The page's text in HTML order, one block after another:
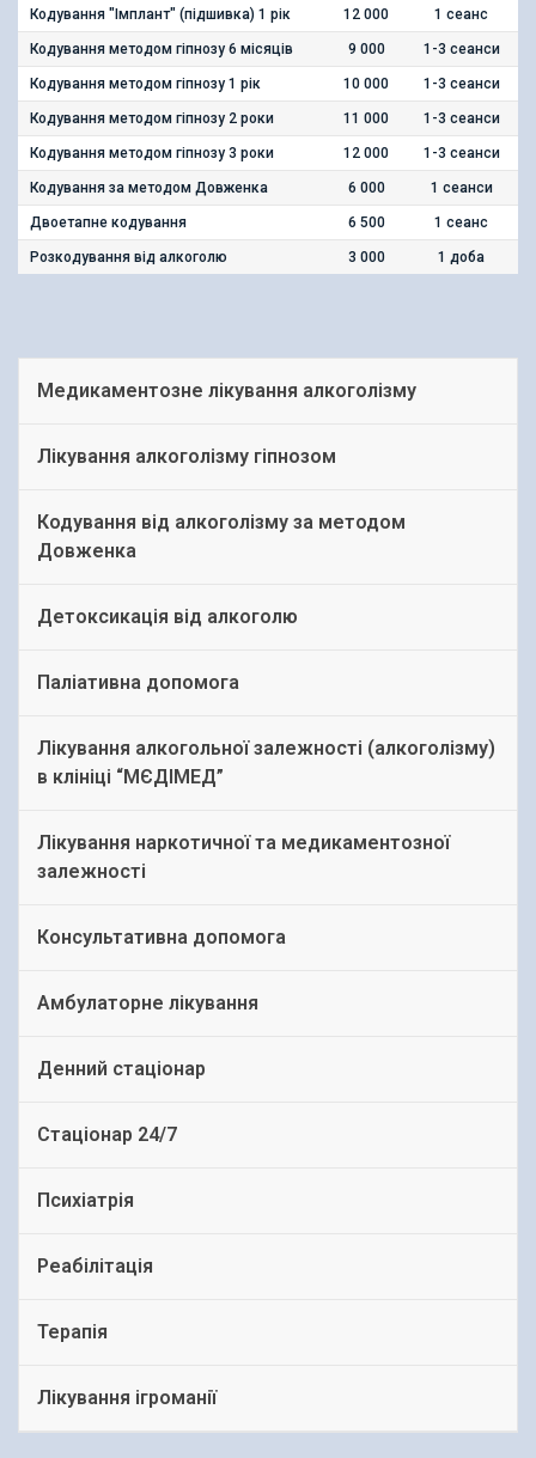
Кодування "Імплант" (підшивка) 1 рік 12 000 1 сеанс
Кодування методом гіпнозу 6 місяців 9 000 1-3 сеанси
Кодування методом гіпнозу 1 рік 10 000 1-3 сеанси
Кодування методом гіпнозу 2 роки 11 000 1-3 сеанси
Кодування методом гіпнозу 3 роки 12 000 1-3 сеанси
Кодування за методом Довженка 6 000 1 сеанси
Двоетапне кодування 6 500 1 сеанс
Розкодування від алкоголю 3 000 1 доба
Кодування "Імплант" (підшивка) 1 рік
Кодування методом гіпнозу 6 місяців
Кодування методом гіпнозу 1 рік
Кодування методом гіпнозу 2 роки
Кодування методом гіпнозу 3 роки
Кодування за методом Довженка
Двоетапне кодування
Розкодування від алкоголю
Медикаментозне лікування алкоголізму
Лікування алкоголізму гіпнозом
Кодування від алкоголізму за методом
Довженка
Детоксикація від алкоголю
Паліативна допомога
Лікування алкогольної залежності (алкоголізму)
в клініці “МЄДІМЕД”
Лікування наркотичної та медикаментозної
залежності
Консультативна допомога
Амбулаторне лікування
Денний стаціонар
Стаціонар 24/7
Психіатрія
Реабілітація
Терапія
Лікування ігроманії